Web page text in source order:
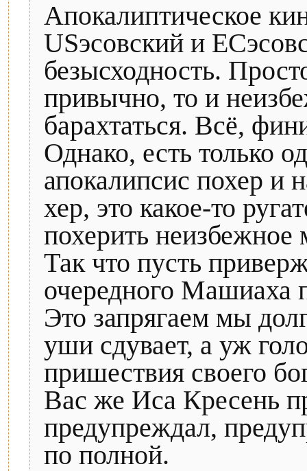
Апокалиптическое
USэсовский и
безысходность.
привычно, то и
барахтаться. Всё,
Однако, есть только
апокалипсис похер и
хер, это какое-то
похерить неизбежное
Так что пусть
очередного Машиаха
Это запрягаем мы
уши сдувает, а уж
пришествия своего
Вас же Иса Кресень
предупреждал,
по полной.